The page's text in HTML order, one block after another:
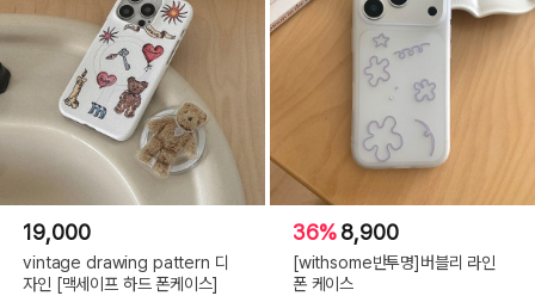
19,000
vintage drawing pattern 디
자인 [맥세이프 하드 폰케이스]
36%8,900
[withsome반투명]버블리 라인
폰 케이스